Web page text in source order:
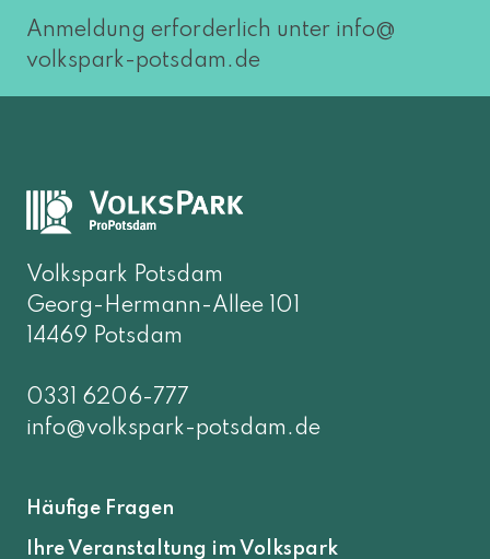
Anmeldung erfor­der­lich unter info@​
volkspark-​potsdam.​de
Volkspark Potsdam
Georg-Hermann-Allee 101
14469 Potsdam
0331 6206-777
info@volkspark-potsdam.de
Häufige Fragen
Ihre Veranstaltung im Volkspark